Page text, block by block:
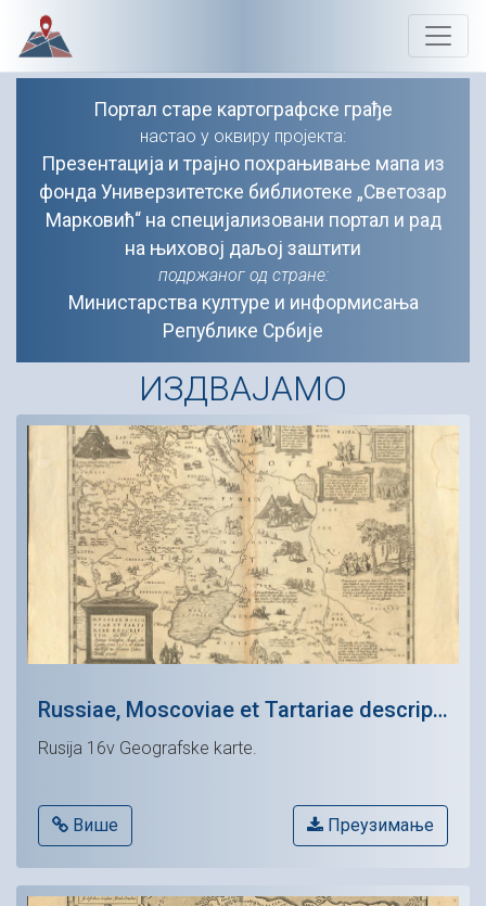
Портал старе картографске грађе
настао у оквиру пројекта:
Презентација и трајно похрањивање мапа из
фонда Универзитетске библиотеке „Светозар
Марковић“ на специјализовани портал и рад
на њиховој даљој заштити
подржаног од стране:
Министарства културе и информисања
Републике Србије
ИЗДВАЈАМО
Russiae, Moscoviae et Tartariae descriptio
Rusija 16v Geografske karte.
Више Преузимање